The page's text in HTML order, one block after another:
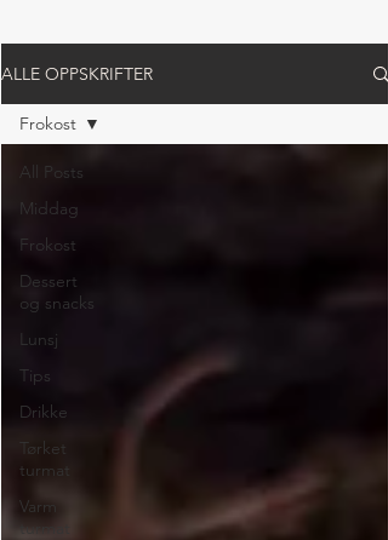
ALLE OPPSKRIFTER
All Posts
Middag
Frokost
Dessert
og snacks
Lunsj
Tips
Drikke
Tørket
turmat
Varm
turmat
Frokost